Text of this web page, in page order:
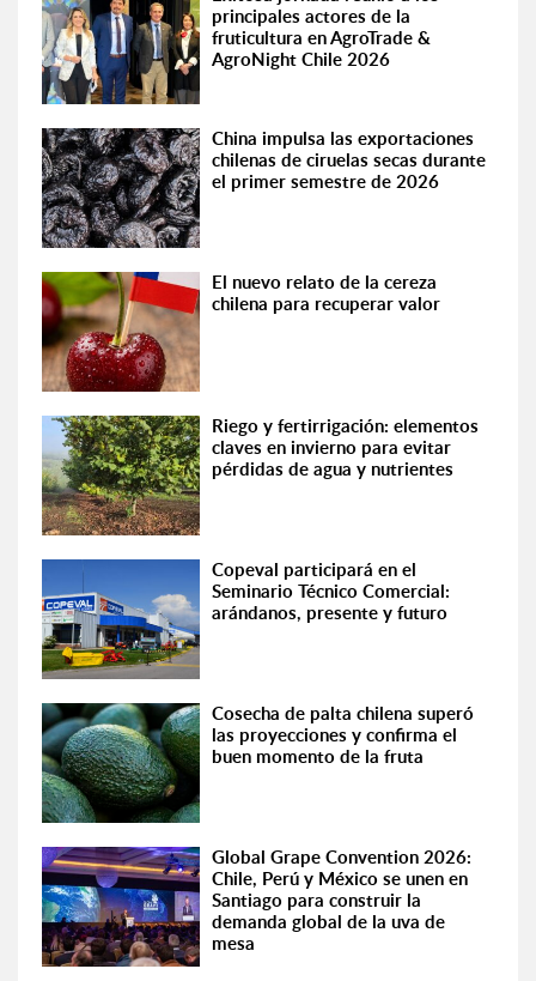
principales actores de la
fruticultura en AgroTrade &
AgroNight Chile 2026
China impulsa las exportaciones
chilenas de ciruelas secas durante
el primer semestre de 2026
El nuevo relato de la cereza
chilena para recuperar valor
Riego y fertirrigación: elementos
claves en invierno para evitar
pérdidas de agua y nutrientes
Copeval participará en el
Seminario Técnico Comercial:
arándanos, presente y futuro
Cosecha de palta chilena superó
las proyecciones y confirma el
buen momento de la fruta
Global Grape Convention 2026:
Chile, Perú y México se unen en
Santiago para construir la
demanda global de la uva de
mesa